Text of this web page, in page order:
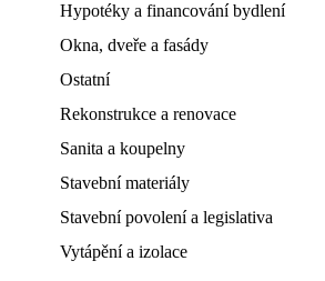
Hypotéky a financování bydlení
Okna, dveře a fasády
Ostatní
Rekonstrukce a renovace
Sanita a koupelny
Stavební materiály
Stavební povolení a legislativa
Vytápění a izolace